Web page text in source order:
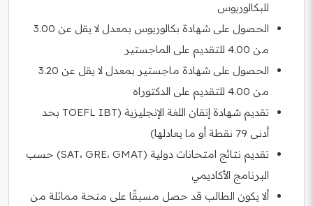
للبكالوريوس
الحصول على شهادة بكالوريوس بمعدل لا يقل عن 3.00
من 4.00 للتقديم على الماجستير
الحصول على شهادة ماجستير بمعدل لا يقل عن 3.20
من 4.00 للتقديم على الدكتوراه
تقديم شهادة إتقان اللغة الإنجليزية (TOEFL IBT بحد
أدنى 79 نقطة أو ما يعادلها)
تقديم نتائج امتحانات دولية (SAT، GRE، GMAT) حسب
البرنامج الأكاديمي
ألا يكون الطالب قد حصل مسبقًا على منحة مماثلة من